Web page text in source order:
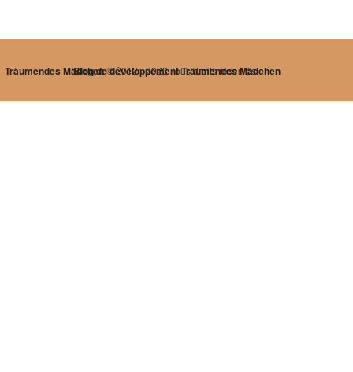
Blog de développement Träumendes Mädchen
Träumendes Mädchen© 2012 - 2023 Tous droits réservés.